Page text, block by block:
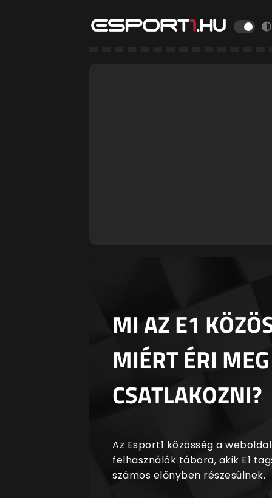
MI AZ E1
MIÉRT ÉRI MEG
CSATLAKOZNI?
Az Esport1 közösség a
felhasználók tábora, akik E1
számos előnyben részesülnek.